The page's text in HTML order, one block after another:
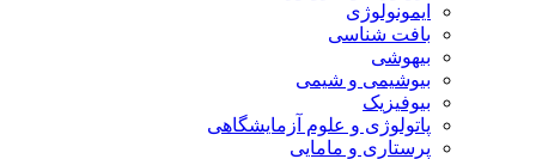
ایمونولوژی
بافت شناسی
بیهوشی
بیوشیمی و شیمی
بیوفیزیک
پاتولوژی و علوم آزمایشگاهی
پرستاری و مامایی